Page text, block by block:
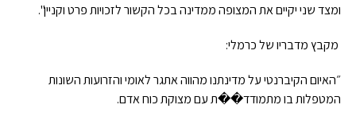
ומצד שני יקיים את המצופה ממדינה בכל הקשור לזכויות פרט וקניין".
מקבץ מדבריו של כרמלי:
״האיום הקיברנטי על מדינתנו מהווה אתגר לאומי והזרועות השונות
המטפלות בו מתמודד��ת עם מצוקת כוח אדם.